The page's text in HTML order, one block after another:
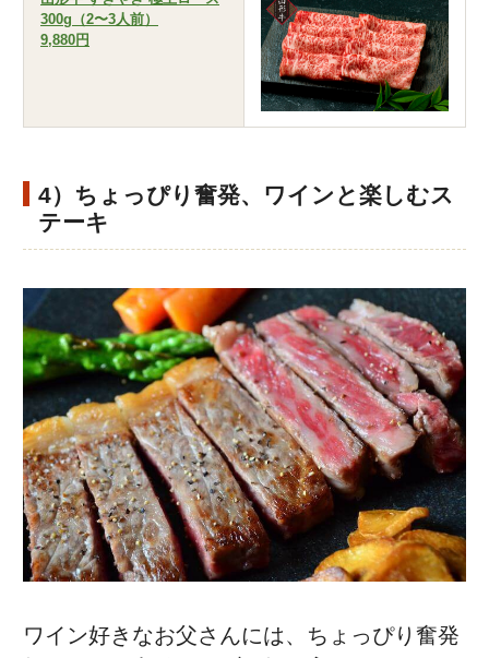
300g（2〜3人前）
9,880円
4）ちょっぴり奮発、ワインと楽しむス
テーキ
ワイン好きなお父さんには、ちょっぴり奮発